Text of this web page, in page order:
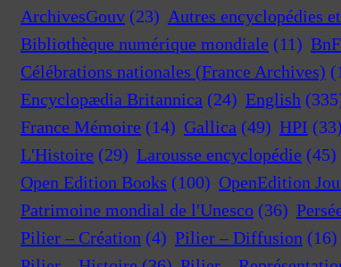
ArchivesGouv (23) Autres encyclopédies
Bibliothèque numérique mondiale (11) BnF
Célébrations nationales (France Archives)
Encyclopædia Britannica (24) English
France Mémoire (14) Gallica (49) HPI (33)
L'Histoire (29) Larousse encyclopédie (45)
Open Edition Books (100) OpenEdition
Patrimoine mondial de l'Unesco (36)
Pilier – Création (4) Pilier – Diffusion (16)